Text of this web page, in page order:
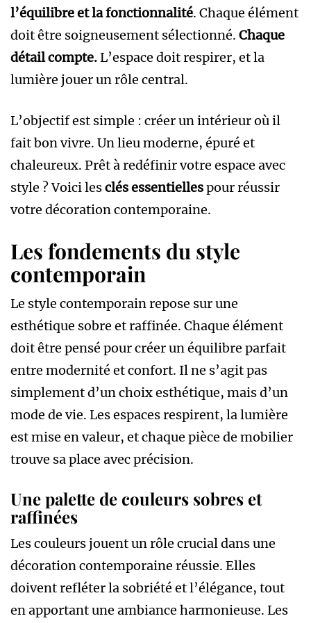
l’équilibre et la fonctionnalité. Chaque élément
doit être soigneusement sélectionné. Chaque
détail compte. L’espace doit respirer, et la
lumière jouer un rôle central.
L’objectif est simple : créer un intérieur où il
fait bon vivre. Un lieu moderne, épuré et
chaleureux. Prêt à redéfinir votre espace avec
style ? Voici lesclés essentiellespour réussir
votre décoration contemporaine.
Les fondements du style
contemporain
Le style contemporain repose sur une
esthétique sobre et raffinée. Chaque élément
doit être pensé pour créer un équilibre parfait
entre modernité et confort. Il ne s’agit pas
simplement d’un choix esthétique, mais d’un
mode de vie. Les espaces respirent, la lumière
est mise en valeur, et chaque pièce de mobilier
trouve sa place avec précision.
Une palette de couleurs sobres et
raffinées
Les couleurs jouent un rôle crucial dans une
décoration contemporaine réussie. Elles
doivent refléter la sobriété et l’élégance, tout
en apportant une ambiance harmonieuse. Les